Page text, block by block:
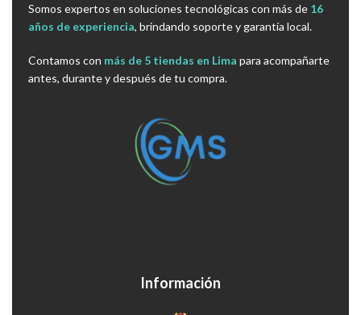
Somos expertos en soluciones tecnológicas con más de 16
años de experiencia, brindando soporte y garantía local.
Contamos con más de 5 tiendas en Lima para acompañarte
antes, durante y después de tu compra.
Información